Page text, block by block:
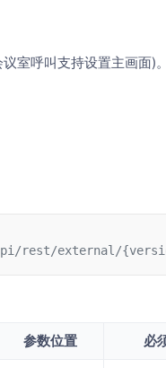
室呼叫支持设置主画面)。
rest/external/{version}/
参数位置 必